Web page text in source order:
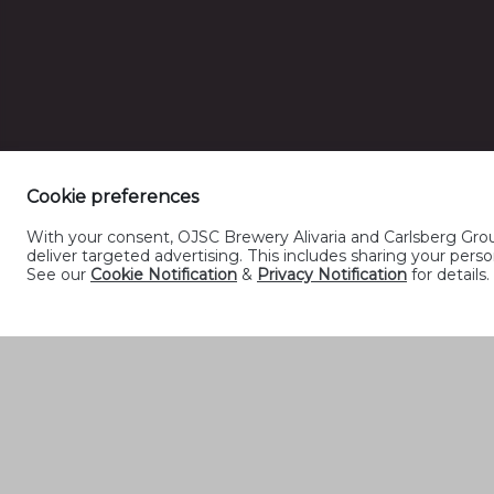
Cookie preferences
With your consent, OJSC Brewery Alivaria and Carlsberg
deliver targeted advertising. This includes sharing your
See our Cookie Notification & Privacy Notification for details.